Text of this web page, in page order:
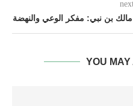
مالك بن نبي: مفكر الوعي والنهضة
YOU